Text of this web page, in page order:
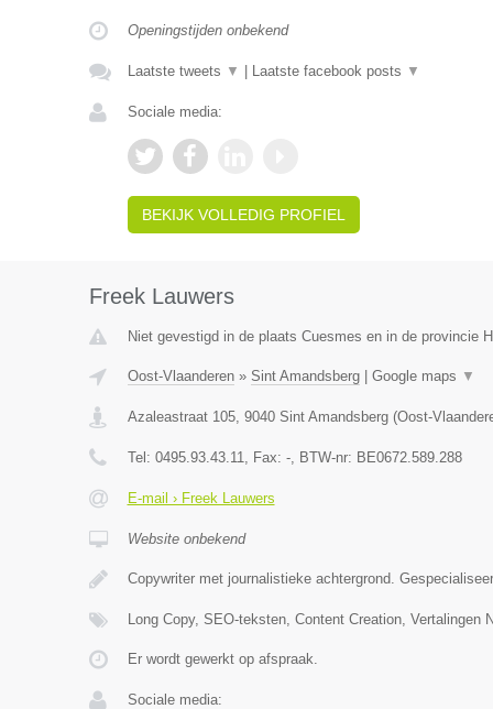
Openingstijden onbekend
Laatste tweets ▼ Laatste facebook posts ▼
Sociale media:
BEKIJK VOLLEDIG PROFIEL
Freek Lauwers
Niet gevestigd in de plaats Cuesmes en in de provincie
Oost-Vlaanderen» Sint Amandsberg| Google maps ▼
Azaleastraat 105, 9040 Sint Amandsberg(Oost-
Tel: 0495.93.43.11, Fax: -, BTW-nr: BE0672.589.288
E-mail › Freek Lauwers
Website onbekend
Copywriter met journalistieke achtergrond.
Long Copy, SEO-teksten, Content Creation, Vertalingen
Er wordt gewerkt op afspraak.
Sociale media: